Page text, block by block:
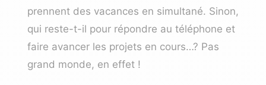
prennent des vacances en simultané. Sinon,
qui reste-t-il pour répondre au téléphone et
faire avancer les projets en cours…? Pas
grand monde, en effet !